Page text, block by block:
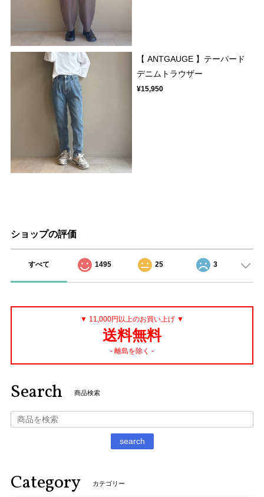
【 ANTGAUGE 】テーパード
デニムトラウザー
¥15,950
ショップの評価
すべて 1495 25 3
▼ 11,000円以上のお買い上げ ▼
送料無料
- 離島を除く -
Search 商品検索
search
Category カテゴリー